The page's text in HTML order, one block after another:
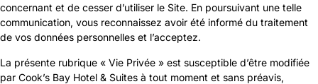
concernant et de cesser d’utiliser le Site. En poursuivant une telle
communication, vous reconnaissez avoir été informé du traitement
de vos données personnelles et l’acceptez.
La présente rubrique « Vie Privée » est susceptible d’être modifiée
par Cook’s Bay Hotel & Suites à tout moment et sans préavis,